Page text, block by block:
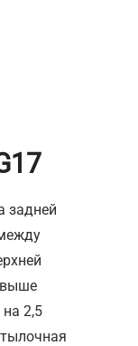
задней
выше
2,5